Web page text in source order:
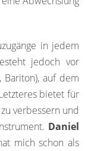
in jedem
jedoch vor
Bariton), auf dem
bietet für
verbessern und
Daniel
mich schon als